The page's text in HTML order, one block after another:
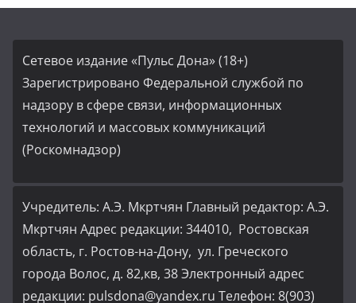
Сетевое издание «Пульс Дона» (18+)
Зарегистрировано Федеральной службой по
надзору в сфере связи, информационных
технологий и массовых коммуникаций
(Роскомнадзор)
Учредитель: А.Э. Мкртчян Главный редактор: А.Э.
Мкртчян Адрес редакции: 344010, Ростовская
область, г. Ростов-на-Дону, ул. Греческого
города Волос, д. 82,кв, 38 Электронный адрес
редакции: pulsdona@yandex.ru Телефон: 8(903)